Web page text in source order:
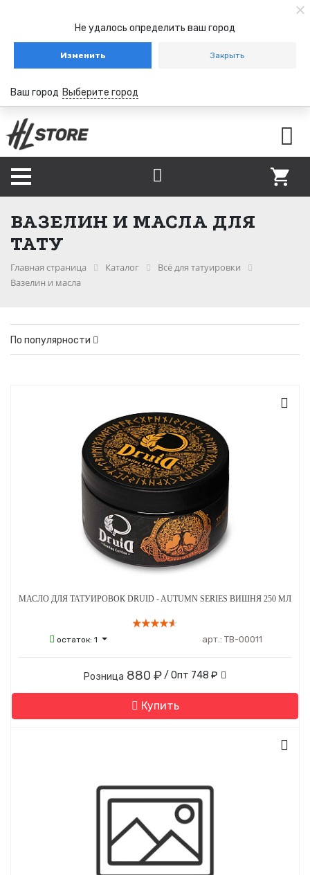
Не удалось определить ваш город
Изменить Закрыть
Ваш город Выберите город
ВАЗЕЛИН И МАСЛА ДЛЯ
ТАТУ
Главная страница Каталог
Всё для татуировки
Вазелин и масла
По популярности
МАСЛО ДЛЯ ТАТУИРОВОК DRUID - AUTUMN SERIES ВИШНЯ 250 МЛ
остаток:1 арт.: ТВ-00011
Розница 880 ₽/ Опт 748 ₽
Купить